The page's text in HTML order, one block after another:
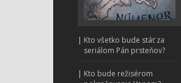
| Kto všetko bude stáť za
seriálom Pán prsteňov?
| Kto bude režisérom